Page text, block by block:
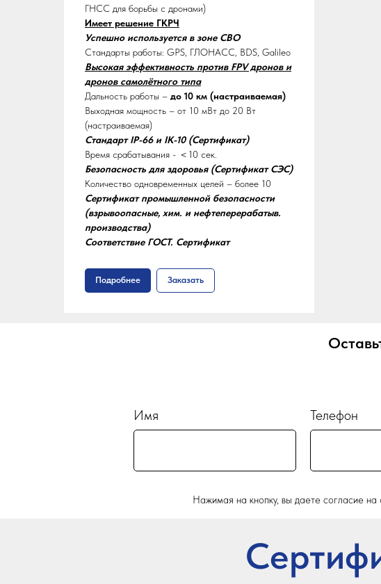
ГНСС для борьбы с дронами)
Имеет решение ГКРЧ
Успешно используется в зоне СВО
Стандарты работы: GPS, ГЛОНАСС, BDS, Galileo
Высокая эффективность против FPV дронов и
дронов самолётного типа
Дальность работы – до 10 км (настраиваемая)
Выходная мощность – от 10 мВт до 20 Вт
(настраиваемая)
Стандарт IP-66 и IK-10 (Сертификат)
Время срабатывания - ＜10 сек.
Безопасность для здоровья (Сертификат СЭС)
Количество одновременных целей – более 10
Сертификат промышленной безопасности
(взрывоопасные, хим. и нефтеперерабатыв.
производства)
Соответствие ГОСТ. Сертификат
Подробнее Заказать
Имя Телефон
Нажимая на кнопку, вы даете согласие